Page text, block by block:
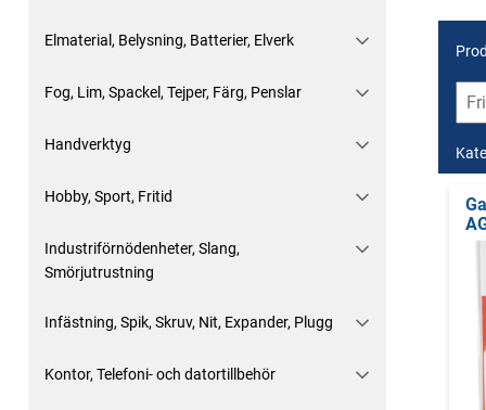
Elmaterial, Belysning, Batterier, Elverk
Fog, Lim, Spackel, Tejper, Färg, Penslar
Handverktyg
Hobby, Sport, Fritid
Industriförnödenheter, Slang,
Smörjutrustning
Infästning, Spik, Skruv, Nit, Expander, Plugg
Kontor, Telefoni- och datortillbehör